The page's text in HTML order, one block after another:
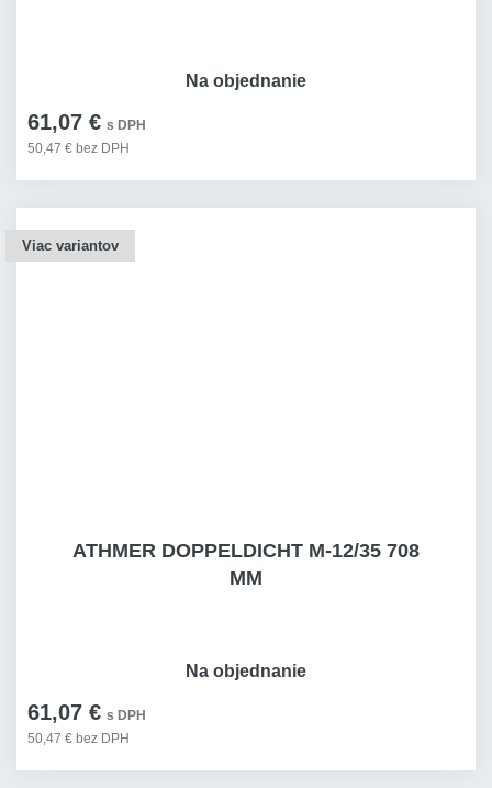
61,07 € s DPH
50,47 € bez DPH
Na objednanie
Viac variantov
ATHMER DOPPELDICHT M-12/35 708
MM
61,07 € s DPH
50,47 € bez DPH
Na objednanie